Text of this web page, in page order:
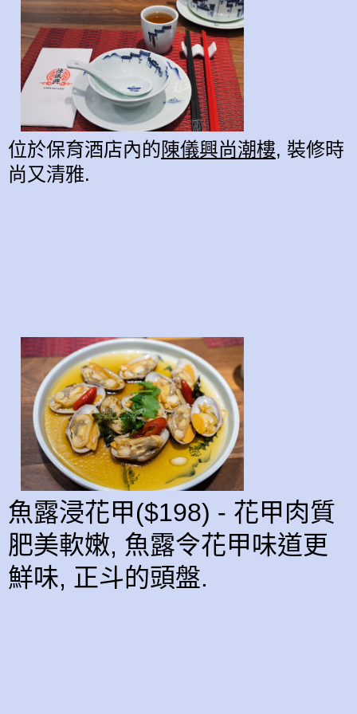
位於保育酒店內的陳儀興尚潮樓, 裝修時
尚又清雅.
魚露浸花甲($198) - 花甲肉質
肥美軟嫩, 魚露令花甲味道更
鮮味, 正斗的頭盤.